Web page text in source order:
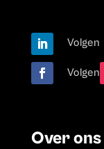
Volgen
Volgen
Over ons